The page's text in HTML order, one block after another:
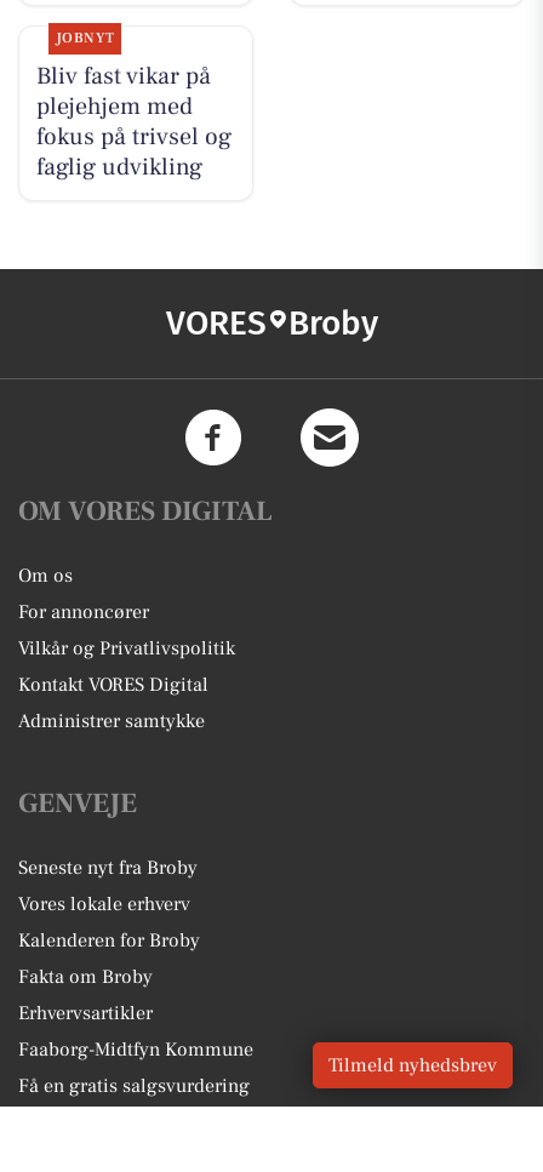
JOBNYT
Bliv fast vikar på
plejehjem med
fokus på trivsel og
faglig udvikling
VORES Broby
OM VORES DIGITAL
Om os
For annoncører
Vilkår og Privatlivspolitik
Kontakt VORES Digital
Administrer samtykke
GENVEJE
Seneste nyt fra Broby
Vores lokale erhverv
Kalenderen for Broby
Fakta om Broby
Erhvervsartikler
Faaborg-Midtfyn Kommune
Få en gratis salgsvurdering
Tilmeld nyhedsbrev